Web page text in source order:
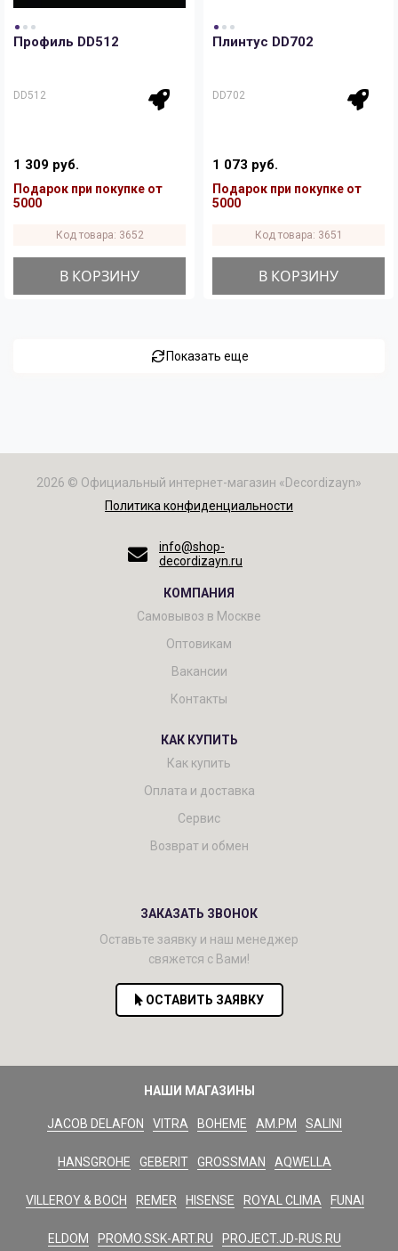
Профиль DD512
DD512
1 309 руб.
Подарок при покупке от
5000
Код товара: 3652
В КОРЗИНУ
Плинтус DD702
DD702
1 073 руб.
Подарок при покупке от
5000
Код товара: 3651
В КОРЗИНУ
Показать еще
2026 © Официальный интернет-магазин «Decordizayn»
Политика конфиденциальности
info@shop-
decordizayn.ru
КОМПАНИЯ
Самовывоз в Москве
Оптовикам
Вакансии
Контакты
КАК КУПИТЬ
Как купить
Оплата и доставка
Сервис
Возврат и обмен
ЗАКАЗАТЬ ЗВОНОК
Оставьте заявку и наш менеджер
свяжется с Вами!
ОСТАВИТЬ ЗАЯВКУ
НАШИ МАГАЗИНЫ
JACOB DELAFON VITRA BOHEME AM.PM SALINI
HANSGROHE GEBERIT GROSSMAN AQWELLA
VILLEROY & BOCH REMER HISENSE ROYAL CLIMA FUNAI
ELDOM PROMO.SSK-ART.RU PROJECT.JD-RUS.RU